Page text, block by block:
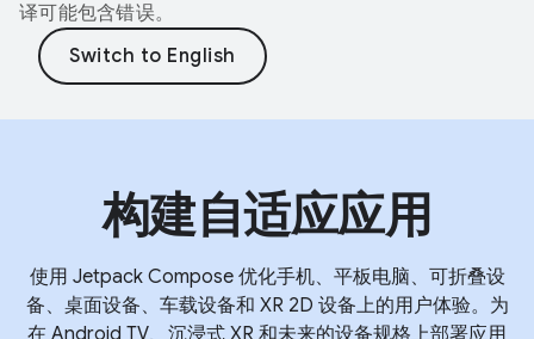
译可能包含错误。
构建自适应应用
使用 Jetpack Compose 优化手机、平板电脑、可折叠设
备、桌面设备、车载设备和 XR 2D 设备上的用户体验。为
在 Android TV、沉浸式 XR 和未来的设备规格上部署应用